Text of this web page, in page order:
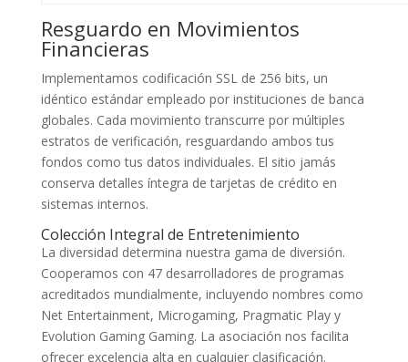
Resguardo en Movimientos
Financieras
Implementamos codificación SSL de 256 bits, un
idéntico estándar empleado por instituciones de banca
globales. Cada movimiento transcurre por múltiples
estratos de verificación, resguardando ambos tus
fondos como tus datos individuales. El sitio jamás
conserva detalles íntegra de tarjetas de crédito en
sistemas internos.
Colección Integral de Entretenimiento
La diversidad determina nuestra gama de diversión.
Cooperamos con 47 desarrolladores de programas
acreditados mundialmente, incluyendo nombres como
Net Entertainment, Microgaming, Pragmatic Play y
Evolution Gaming Gaming. La asociación nos facilita
ofrecer excelencia alta en cualquier clasificación.